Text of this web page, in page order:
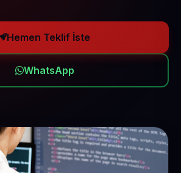
Hemen Teklif İste
WhatsApp